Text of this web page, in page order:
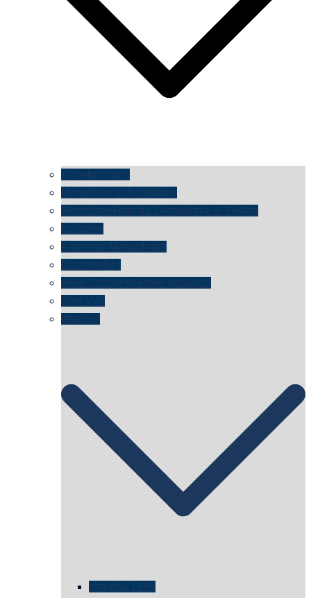
Angekommen
Menschen in Schildgen
Menschenkette für Demokratie & Vielfalt
konzerte
Karneval Monochrom
Baumgefühl
mein Chargesheimer reloaded
time shift
Istanbul
istanbul 1995